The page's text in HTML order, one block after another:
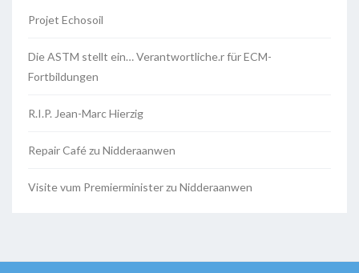
Projet Echosoil
Die ASTM stellt ein… Verantwortliche.r für ECM-
Fortbildungen
R.I.P. Jean-Marc Hierzig
Repair Café zu Nidderaanwen
Visite vum Premierminister zu Nidderaanwen